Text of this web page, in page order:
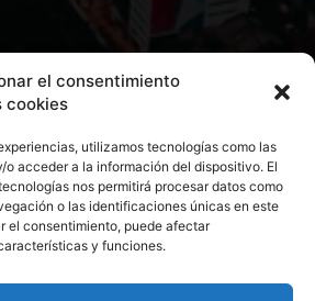
el consentimiento
cookies
utilizamos tecnologías como las
acceder a la información del dispositivo. El
nos permitirá procesar datos como
o las identificaciones únicas en este
el consentimiento, puede afectar
y funciones.